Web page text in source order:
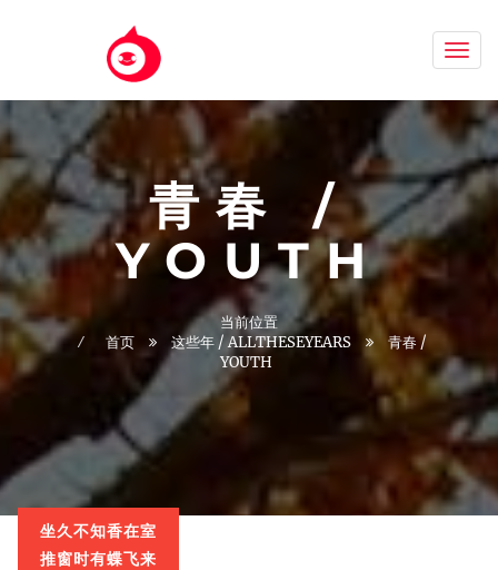
青春 /
YOUTH
当前位置
首页
这些年 / ALLTHESEYEARS
青春 /
YOUTH
坐久不知香在室
推窗时有蝶飞来